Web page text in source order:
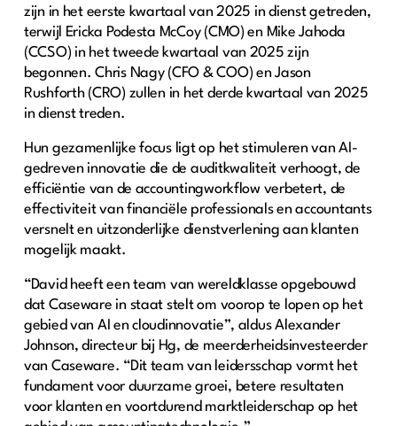
zijn in het eerste kwartaal van 2025 in dienst getreden,
terwijl Ericka Podesta McCoy (CMO) en Mike Jahoda
(CCSO) in het tweede kwartaal van 2025 zijn
begonnen. Chris Nagy (CFO & COO) en Jason
Rushforth (CRO) zullen in het derde kwartaal van 2025
in dienst treden.
Hun gezamenlijke focus ligt op het stimuleren van AI-
gedreven innovatie die de auditkwaliteit verhoogt, de
efficiëntie van de accountingworkflow verbetert, de
effectiviteit van financiële professionals en accountants
versnelt en uitzonderlijke dienstverlening aan klanten
mogelijk maakt.
“David heeft een team van wereldklasse opgebouwd
dat Caseware in staat stelt om voorop te lopen op het
gebied van AI en cloudinnovatie”, aldus Alexander
Johnson, directeur bij Hg, de meerderheidsinvesteerder
van Caseware. “Dit team van leidersschap vormt het
fundament voor duurzame groei, betere resultaten
voor klanten en voortdurend marktleiderschap op het